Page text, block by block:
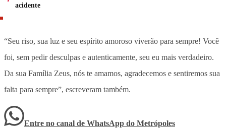
acidente
“Seu riso, sua luz e seu espírito amoroso viverão para sempre! Você
foi, sem pedir desculpas e autenticamente, seu eu mais verdadeiro.
Da sua Família Zeus, nós te amamos, agradecemos e sentiremos sua
falta para sempre”, escreveram também.
Entre no canal de WhatsApp do Metrópoles